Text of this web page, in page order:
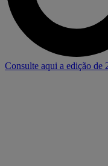
Consulte aqui a edição de